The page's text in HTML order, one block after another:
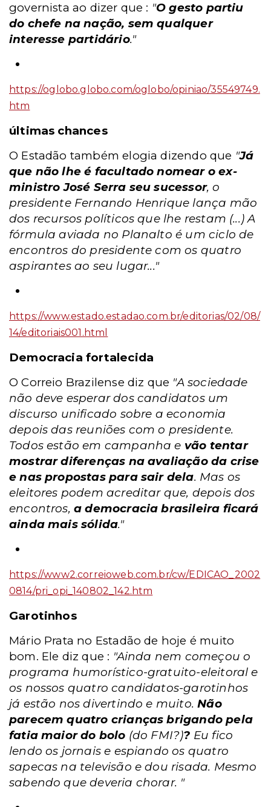
governista ao dizer que : "O gesto partiu
do chefe na nação, sem qualquer
interesse partidário."
https://oglobo.globo.com/oglobo/opiniao/35549749.
htm
últimas chances
O Estadão também elogia dizendo que "Já
que não lhe é facultado nomear o ex-
ministro José Serra seu sucessor, o
presidente Fernando Henrique lança mão
dos recursos políticos que lhe restam (...) A
fórmula aviada no Planalto é um ciclo de
encontros do presidente com os quatro
aspirantes ao seu lugar..."
https://www.estado.estadao.com.br/editorias/02/08/
14/editoriais001.html
Democracia fortalecida
O Correio Brazilense diz que "A sociedade
não deve esperar dos candidatos um
discurso unificado sobre a economia
depois das reuniões com o presidente.
Todos estão em campanha e vão tentar
mostrar diferenças na avaliação da crise
e nas propostas para sair dela. Mas os
eleitores podem acreditar que, depois dos
encontros,a democracia brasileira ficará
ainda mais sólida."
https://www2.correioweb.com.br/cw/EDICAO_2002
0814/pri_opi_140802_142.htm
Garotinhos
Mário Prata no Estadão de hoje é muito
bom. Ele diz que : "Ainda nem começou o
programa humorístico-gratuito-eleitoral e
os nossos quatro candidatos-garotinhos
já estão nos divertindo e muito.Não
parecem quatro crianças brigando pela
fatia maior do bolo (do FMI?)? Eu fico
lendo os jornais e espiando os quatro
sapecas na televisão e dou risada. Mesmo
sabendo que deveria chorar. "